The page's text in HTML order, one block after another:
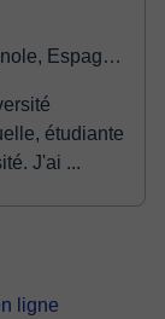
Sciences sociales, Littérature Espagnole, Espagnol
étudiante
J'ai ...
ligne